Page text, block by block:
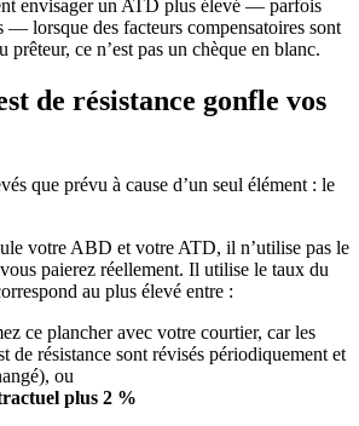
envisager un ATD plus élevé — parfois
— lorsque des facteurs compensatoires sont
prêteur, ce n’est pas un chèque en blanc.
de résistance gonfle vos
que prévu à cause d’un seul élément : le
votre ABD et votre ATD, il n’utilise pas le
paierez réellement. Il utilise le taux du
au plus élevé entre :
ce plancher avec votre courtier, car les
de résistance sont révisés périodiquement et
ou
plus 2 %